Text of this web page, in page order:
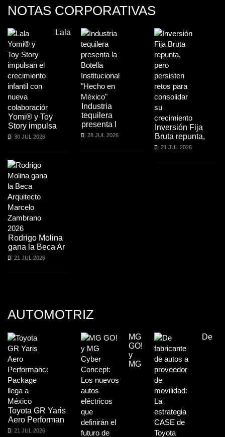
NOTAS CORPORATIVAS
Lala
Yomi® y Toy
Story impulsa
30 JUL 2026
Rodrigo Molina
gana la Beca Ar
21 JUL 2026
Industria
tequilera
presenta l
28 JUL 2026
Inversión Fija
Bruta repunta,
21 JUL 2026
AUTOMOTRIZ
Toyota GR Yaris
Aero Performan
21 JUL 2026
MG
GO!
y
MG
De